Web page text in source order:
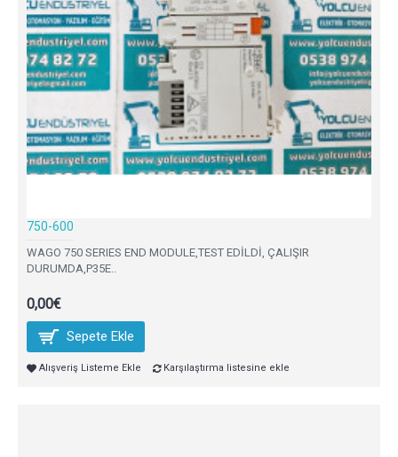
750-600
WAGO 750 SERIES END MODULE,TEST EDİLDİ, ÇALIŞIR
DURUMDA,P35E..
0,00€
Sepete Ekle
Alışveriş Listeme Ekle Karşılaştırma listesine ekle